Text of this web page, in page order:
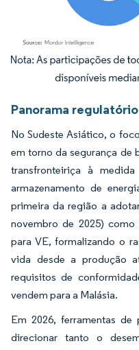
Imagem © Mordor Intelligence. O
Panorama regulatório
No Sudeste Asiático, o
em torno da segurança de
transfronteiriça à
armazenamento de
primeira da região a
novembro de 2025)
para VE, formalizando o
vida desde a produção
requisitos de
vendem para a Malásia.
Em 2026, ferramentas de
direcionar tanto o